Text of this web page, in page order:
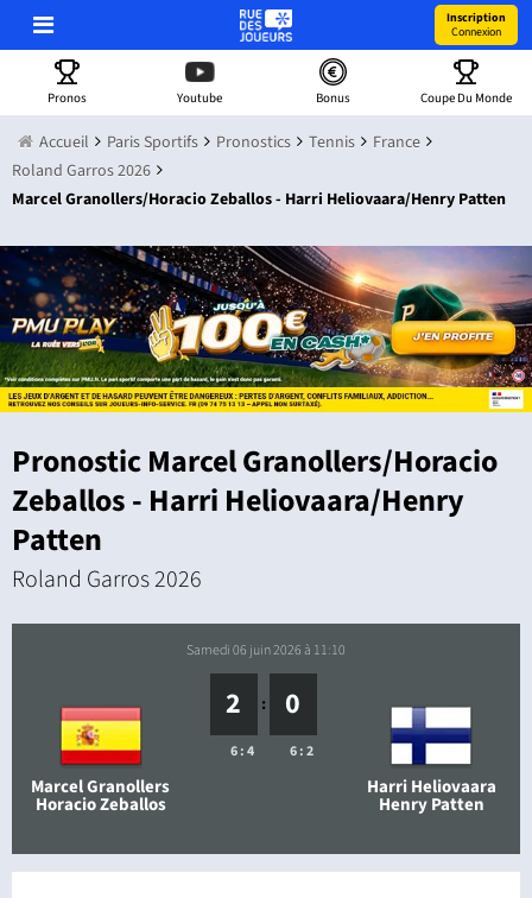
Inscription
Connexion
Pronos Youtube Bonus Coupe Du Monde
Accueil Paris Sportifs Pronostics Tennis
France
Roland Garros 2026
Marcel Granollers/Horacio Zeballos - Harri Heliovaara/Henry Patten
Pronostic Marcel Granollers/Horacio
Zeballos - Harri Heliovaara/Henry
Patten
Roland Garros 2026
Marcel Granollers
Horacio Zeballos
2 : 0
6 : 4 6 : 2
samedi 06 juin 2026 à 11:10
Harri Heliovaara
Henry Patten